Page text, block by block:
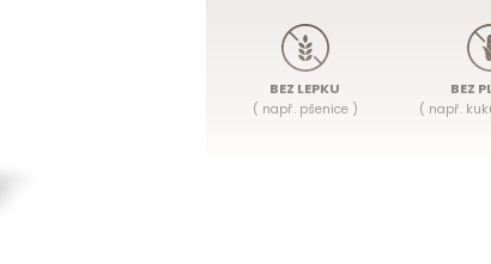
BEZ LEPKU
( např. pšenice )
BEZ
( např.